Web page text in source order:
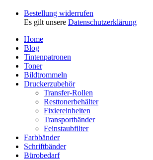
Bestellung widerrufen
Es gilt unsere Datenschutzerklärung
Home
Blog
Tintenpatronen
Toner
Bildtrommeln
Druckerzubehör
Transfer-Rollen
Resttonerbehälter
Fixiereinheiten
Transportbänder
Feinstaubfilter
Farbbänder
Schriftbänder
Bürobedarf